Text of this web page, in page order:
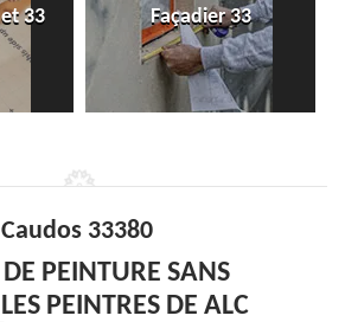
33 Façadier 33
33380
PEINTURE SANS
PEINTRES DE ALC